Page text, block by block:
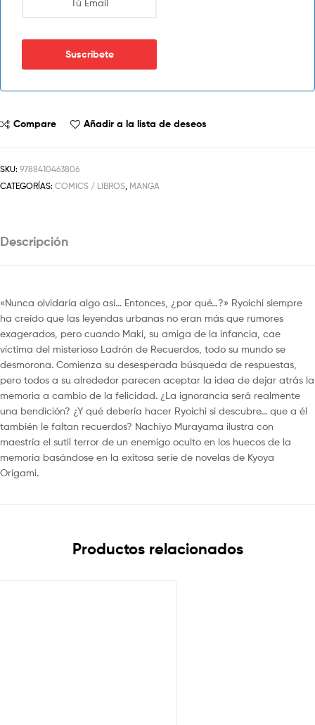
Compare Añadir a la lista de deseos
SKU: 9788410463806
CATEGORÍAS: COMICS / LIBROS MANGA
Descripción
«Nunca olvidaría algo así… Entonces, ¿por qué…?» Ryoichi siempre
ha creído que las leyendas urbanas no eran más que rumores
exagerados, pero cuando Maki, su amiga de la infancia, cae
víctima del misterioso Ladrón de Recuerdos, todo su mundo se
desmorona. Comienza su desesperada búsqueda de respuestas,
pero todos a su alrededor parecen aceptar la idea de dejar atrás la
memoria a cambio de la felicidad. ¿La ignorancia será realmente
una bendición? ¿Y qué debería hacer Ryoichi si descubre… que a él
también le faltan recuerdos? Nachiyo Murayama ilustra con
maestría el sutil terror de un enemigo oculto en los huecos de la
memoria basándose en la exitosa serie de novelas de Kyoya
Origami.
Productos relacionados